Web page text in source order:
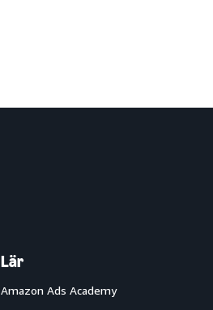
Lär
Amazon Ads Academy